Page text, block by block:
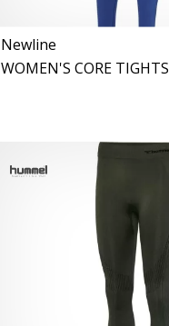
Newline
WOMEN'S CORE TIGHTS
S XL